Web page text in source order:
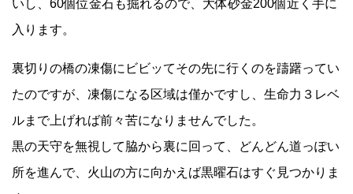
いし、60個位金石も掘れるので、大体砂金200個近く手に
入ります。
裏切りの橋の凍傷にビビッてその先に行くのを躊躇ってい
たのですが、凍傷になる区域は僅かですし、生命力３レベ
ルまで上げれば前々苦になりませんでした。
黒の天守を無視して脇から裏に回って、どんどん道っぽい
所を進んで、火山の方に向かえば黒曜石はすぐ見つかりま